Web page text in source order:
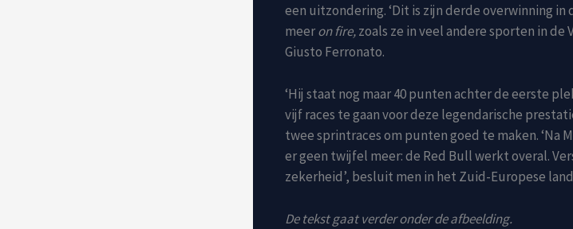
een uitzondering. ‘Dit is zijn derde overwinning in
meeron fire,zoals ze in veel andere sporten in de
Giusto Ferronato.
‘Hij staat nog maar 40 punten achter de eerste
vijf races te gaan voor deze legendarische
twee sprintraces om punten goed te maken. ‘Na
er geen twijfel meer: de Red Bull werkt overal.
zekerheid’, besluit men in het Zuid-Europese
De tekst gaat verder onder de afbeelding.